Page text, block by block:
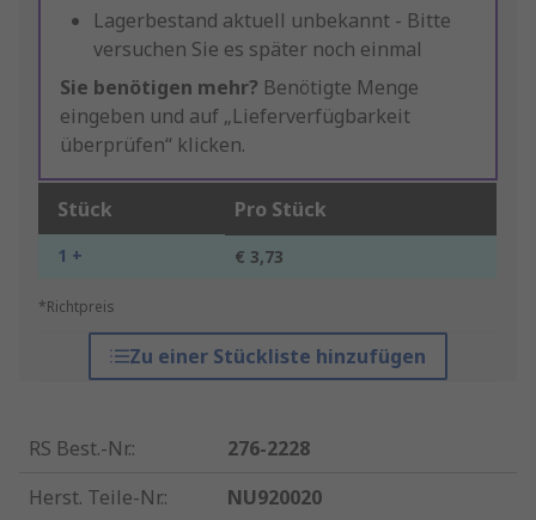
Lagerbestand aktuell unbekannt - Bitte
versuchen Sie es später noch einmal
Sie benötigen mehr? Benötigte Menge
eingeben und auf „Lieferverfügbarkeit
überprüfen“ klicken.
Stück Pro Stück
1 + € 3,73
*Richtpreis
Zu einer Stückliste hinzufügen
RS Best.-Nr.:
276-2228
Herst. Teile-Nr.:
NU920020